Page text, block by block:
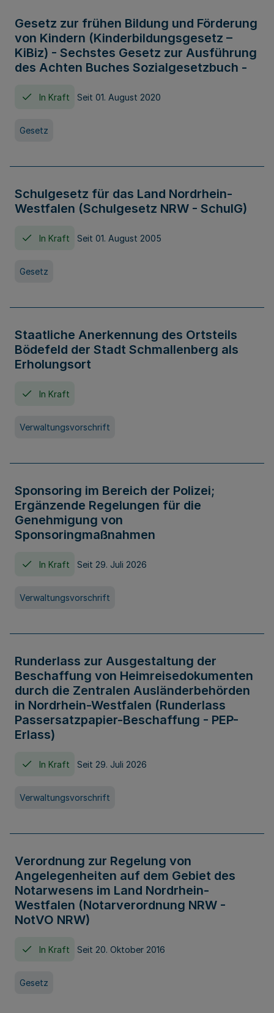
Gesetz zur frühen Bildung und Förderung
von Kindern (Kinderbildungsgesetz –
KiBiz) - Sechstes Gesetz zur Ausführung
des Achten Buches Sozialgesetzbuch -
In Kraft Seit 01. August 2020
Gesetz
Schulgesetz für das Land Nordrhein-
Westfalen (Schulgesetz NRW - SchulG)
In Kraft Seit 01. August 2005
Gesetz
Staatliche Anerkennung des Ortsteils
Bödefeld der Stadt Schmallenberg als
Erholungsort
In Kraft
Verwaltungsvorschrift
Sponsoring im Bereich der Polizei;
Ergänzende Regelungen für die
Genehmigung von
Sponsoringmaßnahmen
In Kraft Seit 29. Juli 2026
Verwaltungsvorschrift
Runderlass zur Ausgestaltung der
Beschaffung von Heimreisedokumenten
durch die Zentralen Ausländerbehörden
in Nordrhein-Westfalen (Runderlass
Passersatzpapier-Beschaffung - PEP-
Erlass)
In Kraft Seit 29. Juli 2026
Verwaltungsvorschrift
Verordnung zur Regelung von
Angelegenheiten auf dem Gebiet des
Notarwesens im Land Nordrhein-
Westfalen (Notarverordnung NRW -
NotVO NRW)
In Kraft Seit 20. Oktober 2016
Gesetz